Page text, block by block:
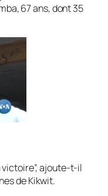
67 ans, dont 35
victoire”, ajoute-t-il
de Kikwit.